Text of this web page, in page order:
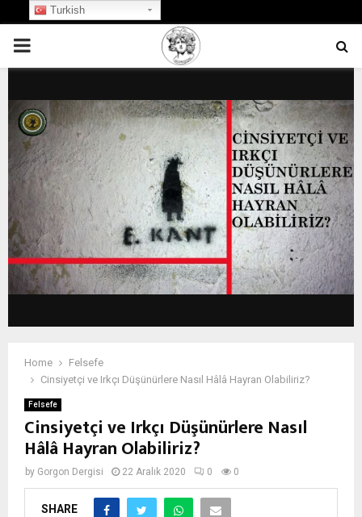
PRIMARY
Home
Felsefe
Cinsiyetçi ve Irkçı Düşünürlere Nasıl Hâlâ Hayran Olabiliriz?
Felsefe
Cinsiyetçi ve Irkçı Düşünürlere Nasıl
Hâlâ Hayran Olabiliriz?
by Gorgon Dergisi 22 Aralık 2020 0 0
SHARE
Turkish